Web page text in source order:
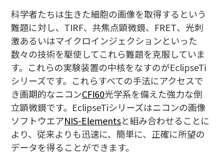
科学者たちは生きた細胞の画像を取得するという
難題に対し、TIRF、共焦点顕微鏡、FRET、光刺
激あるいはマイクロインジェクションといった
数々の技術を駆使してこれら難題を克服していま
す。これらの実験装置の中核をなすのがEclipseTi
シリーズです。これらすべての手法にアクセスで
き画期的なニコンCFI60光学系を備えた強力な倒
立顕微鏡です。EclipseTiシリーズはニコンの画像
ソフトウエアNIS-Elementsと組み合わせることに
より、従来よりも迅速に、簡単に、正確に所望の
データを得ることができます。